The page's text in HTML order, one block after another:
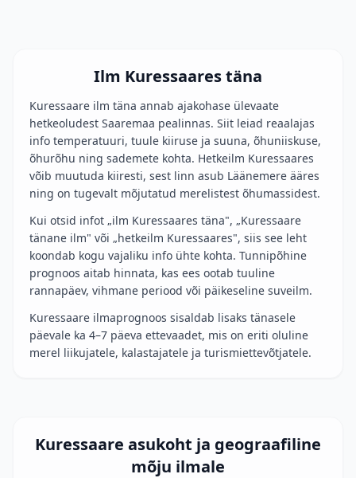
Ilm Kuressaares täna
Kuressaare ilm täna annab ajakohase ülevaate
hetkeoludest Saaremaa pealinnas. Siit leiad reaalajas
info temperatuuri, tuule kiiruse ja suuna, õhuniiskuse,
õhurõhu ning sademete kohta. Hetkeilm Kuressaares
võib muutuda kiiresti, sest linn asub Läänemere ääres
ning on tugevalt mõjutatud merelistest õhumassidest.
Kui otsid infot „ilm Kuressaares täna", „Kuressaare
tänane ilm" või „hetkeilm Kuressaares", siis see leht
koondab kogu vajaliku info ühte kohta. Tunnipõhine
prognoos aitab hinnata, kas ees ootab tuuline
rannapäev, vihmane periood või päikeseline suveilm.
Kuressaare ilmaprognoos sisaldab lisaks tänasele
päevale ka 4–7 päeva ettevaadet, mis on eriti oluline
merel liikujatele, kalastajatele ja turismiettevõtjatele.
Kuressaare asukoht ja geograafiline
mõju ilmale